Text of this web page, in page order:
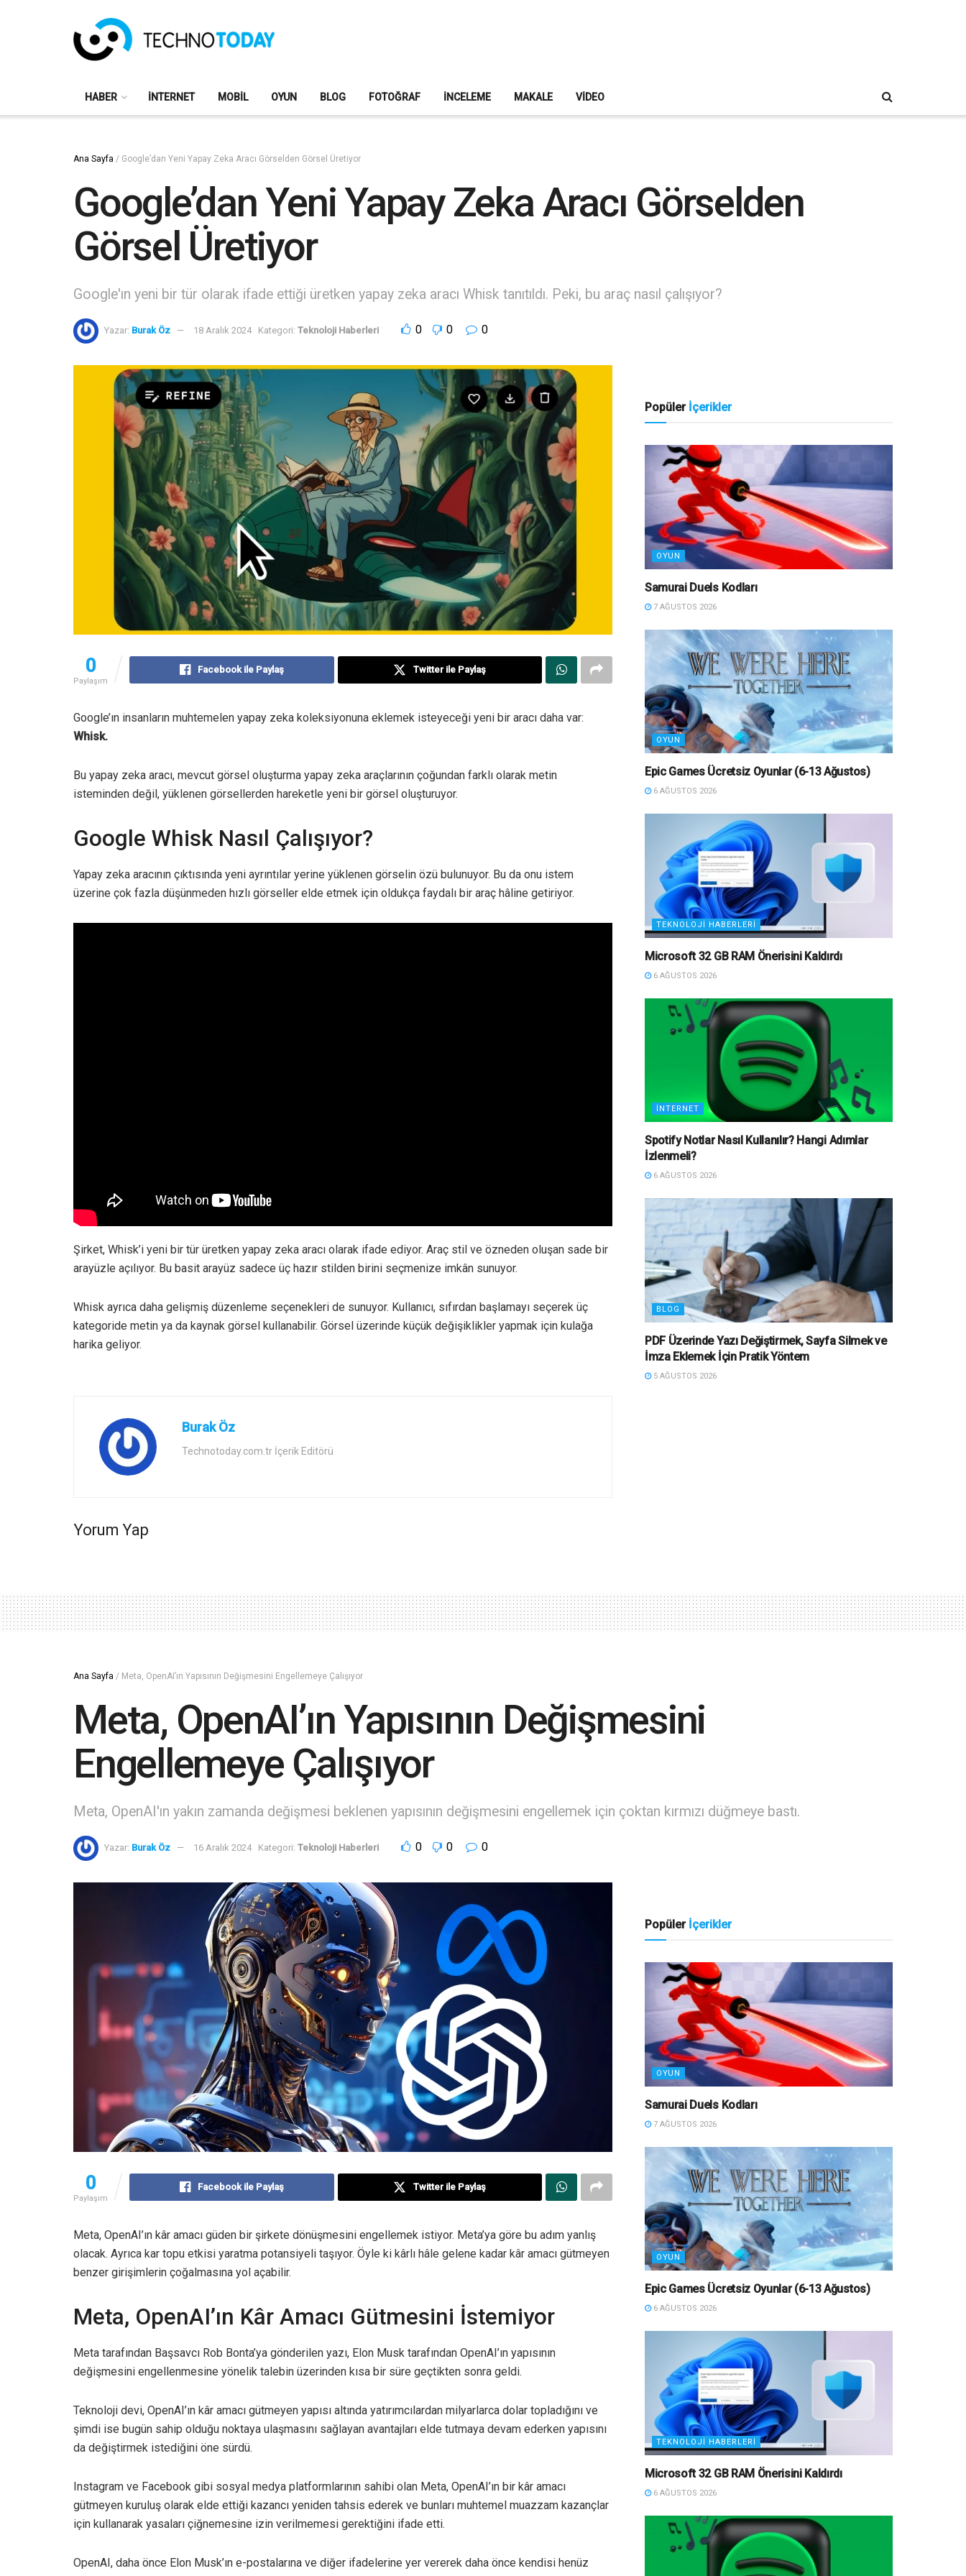
HABER İNTERNET MOBIL OYUN BLOG FOTOĞRAF İNCELEME MAKALE VIDEO
Ana Sayfa / Google’dan Yeni Yapay Zeka Aracı Görselden Görsel Üretiyor
Google’dan Yeni Yapay Zeka Aracı Görselden
Görsel Üretiyor
Google'ın yeni bir tür olarak ifade ettiği üretken yapay zeka aracı Whisk tanıtıldı. Peki, bu araç nasıl çalışıyor?
Yazar: Burak Öz 18 Aralık 2024 Kategori: Teknoloji Haberleri 0 0 0
0
Paylaşım
Facebook ile Paylaş Twitter ile Paylaş
Google’ın insanların muhtemelen yapay zeka koleksiyonuna eklemek isteyeceği yeni bir aracı daha var:
Whisk.
Bu yapay zeka aracı, mevcut görsel oluşturma yapay zeka araçlarının çoğundan farklı olarak metin
isteminden değil, yüklenen görsellerden hareketle yeni bir görsel oluşturuyor.
Google Whisk Nasıl Çalışıyor?
Yapay zeka aracının çıktısında yeni ayrıntılar yerine yüklenen görselin özü bulunuyor. Bu da onu istem
üzerine çok fazla düşünmeden hızlı görseller elde etmek için oldukça faydalı bir araç hâline getiriyor.
Şirket, Whisk’i yeni bir tür üretken yapay zeka aracı olarak ifade ediyor. Araç stil ve özneden oluşan sade bir
arayüzle açılıyor. Bu basit arayüz sadece üç hazır stilden birini seçmenize imkân sunuyor.
Whisk ayrıca daha gelişmiş düzenleme seçenekleri de sunuyor. Kullanıcı, sıfırdan başlamayı seçerek üç
kategoride metin ya da kaynak görsel kullanabilir. Görsel üzerinde küçük değişiklikler yapmak için kulağa
harika geliyor.
Burak Öz
Technotoday.com.tr İçerik Editörü
Yorum Yap
Popüler İçerikler
OYUN
Samurai Duels Kodları
7 AĞUSTOS 2026
OYUN
Epic Games Ücretsiz Oyunlar (6-13 Ağustos)
6 AĞUSTOS 2026
TEKNOLOJI HABERLERI
Microsoft 32 GB RAM Önerisini Kaldırdı
6 AĞUSTOS 2026
İNTERNET
Spotify Notlar Nasıl Kullanılır? Hangi Adımlar
İzlenmeli?
6 AĞUSTOS 2026
BLOG
PDF Üzerinde Yazı Değiştirmek, Sayfa Silmek ve
İmza Eklemek İçin Pratik Yöntem
5 AĞUSTOS 2026
Ana Sayfa / Meta, OpenAI’ın Yapısının Değişmesini Engellemeye Çalışıyor
Meta, OpenAI’ın Yapısının Değişmesini
Engellemeye Çalışıyor
Meta, OpenAI'ın yakın zamanda değişmesi beklenen yapısının değişmesini engellemek için çoktan kırmızı düğmeye bastı.
Yazar: Burak Öz 16 Aralık 2024 Kategori: Teknoloji Haberleri 0 0 0
0
Paylaşım
Facebook ile Paylaş Twitter ile Paylaş
Meta, OpenAI’ın kâr amacı güden bir şirkete dönüşmesini engellemek istiyor. Meta’ya göre bu adım yanlış
olacak. Ayrıca kar topu etkisi yaratma potansiyeli taşıyor. Öyle ki kârlı hâle gelene kadar kâr amacı gütmeyen
benzer girişimlerin çoğalmasına yol açabilir.
Meta, OpenAI’ın Kâr Amacı Gütmesini İstemiyor
Meta tarafından Başsavcı Rob Bonta’ya gönderilen yazı, Elon Musk tarafından OpenAI’ın yapısının
değişmesini engellenmesine yönelik talebin üzerinden kısa bir süre geçtikten sonra geldi.
Teknoloji devi, OpenAI’ın kâr amacı gütmeyen yapısı altında yatırımcılardan milyarlarca dolar topladığını ve
şimdi ise bugün sahip olduğu noktaya ulaşmasını sağlayan avantajları elde tutmaya devam ederken yapısını
da değiştirmek istediğini öne sürdü.
Instagram ve Facebook gibi sosyal medya platformlarının sahibi olan Meta, OpenAI’ın bir kâr amacı
gütmeyen kuruluş olarak elde ettiği kazancı yeniden tahsis ederek ve bunları muhtemel muazzam kazançlar
için kullanarak yasaları çiğnemesine izin verilmemesi gerektiğini ifade etti.
OpenAI, daha önce Elon Musk’ın e-postalarına ve diğer ifadelerine yer vererek daha önce kendisi henüz
Popüler İçerikler
OYUN
Samurai Duels Kodları
7 AĞUSTOS 2026
OYUN
Epic Games Ücretsiz Oyunlar (6-13 Ağustos)
6 AĞUSTOS 2026
TEKNOLOJI HABERLERI
Microsoft 32 GB RAM Önerisini Kaldırdı
6 AĞUSTOS 2026